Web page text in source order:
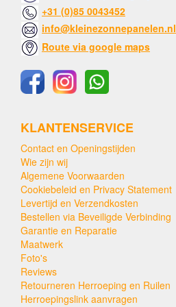
+31 (0)85 0043452
info@kleinezonnepanelen.nl
Route via google maps
KLANTENSERVICE
Contact en Openingstijden
Wie zijn wij
Algemene Voorwaarden
Cookiebeleid en Privacy Statement
Levertijd en Verzendkosten
Bestellen via Beveiligde Verbinding
Garantie en Reparatie
Maatwerk
Foto's
Reviews
Retourneren Herroeping en Ruilen
Herroepingslink aanvragen